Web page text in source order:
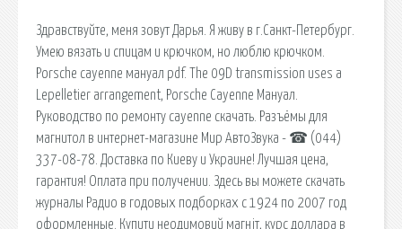
Здравствуйте, меня зовут Дарья. Я живу в г.Санкт-Петербург.
Умею вязать и спицам и крючком, но люблю крючком.
Porsche cayenne мануал pdf. The 09D transmission uses a
Lepelletier arrangement, Porsche Cayenne Мануал.
Руководство по ремонту cayenne скачать. Разъёмы для
магнитол в интернет-магазине Мир АвтоЗвука - ☎ (044)
337-08-78. Доставка по Киеву и Украине! Лучшая цена,
гарантия! Оплата при получении. Здесь вы можете скачать
журналы Радио в годовых подборках с 1924 по 2007 год
оформленные. Купити неодимовий магніт, курс доллара в